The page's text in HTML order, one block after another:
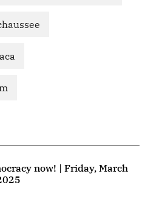
now! | Friday, March